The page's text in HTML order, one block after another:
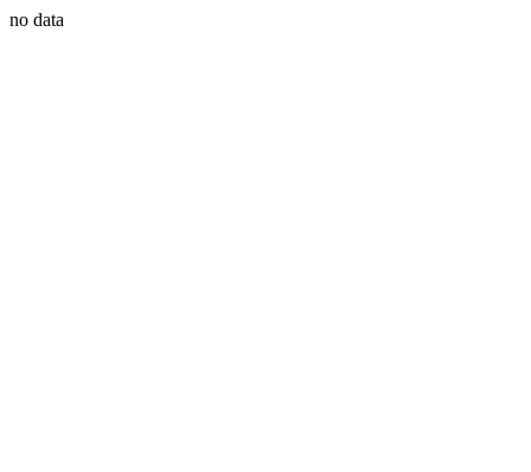
no data